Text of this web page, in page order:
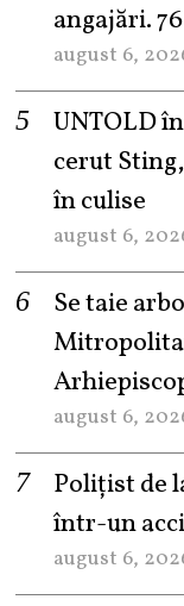
angajări.
august 6,
UNTOLD
cerut
în culise
august 6,
Se taie
august 6,
Polițist de
într-un
august 6,